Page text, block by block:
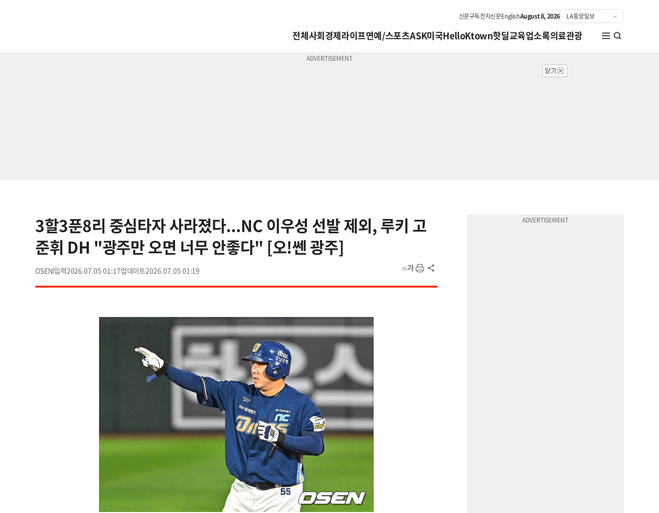
신문구독전자신문EnglishAugust 8, 2026
전체사회경제라이프연예/스포츠ASK미국HelloKtown핫딜교육업소록의료관광
3할3푼8리 중심타자 사라졌다...NC 이우성 선발 제외, 루키 고
준휘 DH "광주만 오면 너무 안좋다" [오!쎈 광주]
OSEN 2026.07.05 01:17 2026.07.05 01:19